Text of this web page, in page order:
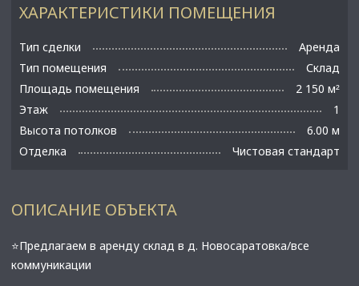
ХАРАКТЕРИСТИКИ ПОМЕЩЕНИЯ
Тип сделки
Аренда
Тип помещения
Склад
Площадь помещения
2 150 м²
Этаж
1
Высота потолков
6.00 м
Отделка
Чистовая стандарт
ОПИСАНИЕ ОБЪЕКТА
⭐Предлагаем в аренду склад в д. Новосаратовка/все
коммуникации